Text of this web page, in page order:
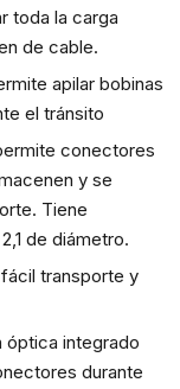
toda la carga
de cable.
apilar bobinas
el tránsito
conectores
y se
Tiene
de diámetro.
transporte y
integrado
durante